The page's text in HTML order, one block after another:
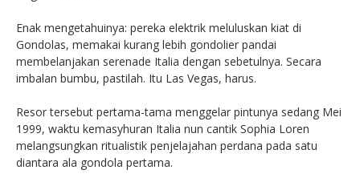
Enak mengetahuinya: pereka elektrik meluluskan kiat di
Gondolas, memakai kurang lebih gondolier pandai
membelanjakan serenade Italia dengan sebetulnya. Secara
imbalan bumbu, pastilah. Itu Las Vegas, harus.
Resor tersebut pertama-tama menggelar pintunya sedang Mei
1999, waktu kemasyhuran Italia nun cantik Sophia Loren
melangsungkan ritualistik penjelajahan perdana pada satu
diantara ala gondola pertama.